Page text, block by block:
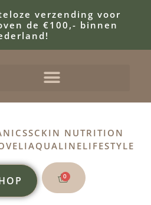
verzending voor
de €100,- binnen
SCKIN NUTRITION
AQUALINELIFESTYLE
0